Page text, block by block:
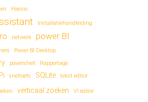
Hassio
Installatiehandleiding
netwerk power BI
Power BI Desktop
powershell Rapportage
sneltoets SQLite tekst editor
verticaal zoeken VI editor